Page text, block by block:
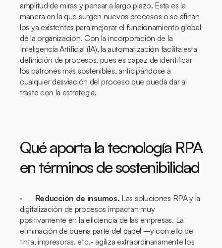
amplitud de miras y pensar a largo plazo. Esta es la
manera en la que surgen nuevos procesos o se afinan
los ya existentes para mejorar el funcionamiento global
de la organización. Con la incorporación de la
Inteligencia Artificial (IA), la automatización facilita esta
definición de procesos, pues es capaz de identificar
los patrones más sostenibles, anticipándose a
cualquier desviación del proceso que pueda dar al
traste con la estrategia.
Qué aporta la tecnología RPA
en términos de sostenibilidad
· Reducción de insumos. Las soluciones RPA y la
digitalización de procesos impactan muy
positivamente en la eficiencia de las empresas. La
eliminación de buena parte del papel –y con ello de
tinta, impresoras, etc.- agiliza extraordinariamente los